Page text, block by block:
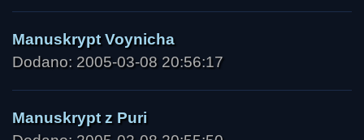
Manuskrypt Voynicha
Dodano: 2005-03-08 20:56:17
Manuskrypt z Puri